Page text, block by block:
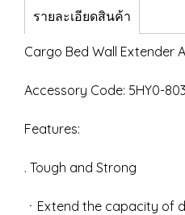
รายละเอียดสินค้า
Cargo Bed Wall Extender
Accessory Code: 5HY0-
Features:
. Tough and Strong
ㆍExtend the capacity of